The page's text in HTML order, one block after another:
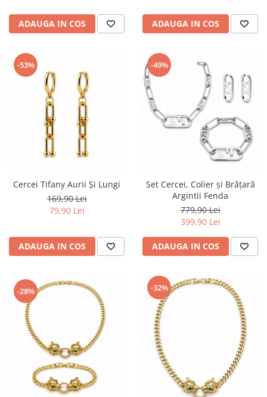
ADAUGA IN COS ADAUGA IN COS
-53%
Cercei Tifany Aurii Și Lungi
169,90 Lei
79,90 Lei
ADAUGA IN COS
-49%
Set Cercei, Colier și Brățară
Argintii Fenda
779,90 Lei
399,90 Lei
ADAUGA IN COS
-28% -32%